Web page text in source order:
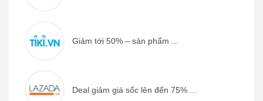
Giảm tới 50% – sản phẩm ...
Deal giảm giá sốc lên đến 75% ...